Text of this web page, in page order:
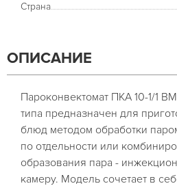
Страна
ОПИСАНИЕ
Пароконвектомат ПКА 10-1/1
типа предназначен для
блюд методом обработки
по отдельности или
образования пара -
камеру. Модель сочетает в